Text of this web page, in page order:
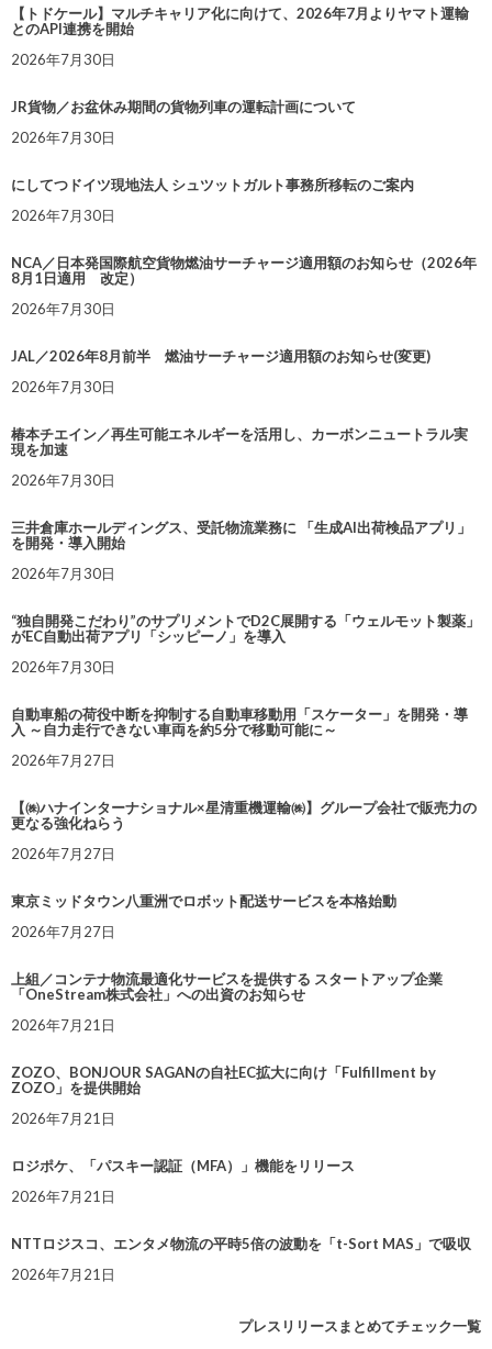
【トドケール】マルチキャリア化に向けて、2026年7月よりヤマト運輸
とのAPI連携を開始
2026年7月30日
JR貨物／お盆休み期間の貨物列車の運転計画について
2026年7月30日
にしてつドイツ現地法人 シュツットガルト事務所移転のご案内
2026年7月30日
NCA／日本発国際航空貨物燃油サーチャージ適用額のお知らせ（2026年
8月1日適用 改定）
2026年7月30日
JAL／2026年8月前半 燃油サーチャージ適用額のお知らせ(変更)
2026年7月30日
椿本チエイン／再生可能エネルギーを活用し、カーボンニュートラル実
現を加速
2026年7月30日
三井倉庫ホールディングス、受託物流業務に 「生成AI出荷検品アプリ」
を開発・導入開始
2026年7月30日
“独自開発こだわり”のサプリメントでD2C展開する「ウェルモット製薬」
がEC自動出荷アプリ「シッピーノ」を導入
2026年7月30日
自動車船の荷役中断を抑制する自動車移動用「スケーター」を開発・導
入 ～自力走行できない車両を約5分で移動可能に～
2026年7月27日
【㈱ハナインターナショナル×星清重機運輸㈱】グループ会社で販売力の
更なる強化ねらう
2026年7月27日
東京ミッドタウン八重洲でロボット配送サービスを本格始動
2026年7月27日
上組／コンテナ物流最適化サービスを提供する スタートアップ企業
「OneStream株式会社」への出資のお知らせ
2026年7月21日
ZOZO、BONJOUR SAGANの自社EC拡大に向け「Fulfillment by
ZOZO」を提供開始
2026年7月21日
ロジポケ、「パスキー認証（MFA）」機能をリリース
2026年7月21日
NTTロジスコ、エンタメ物流の平時5倍の波動を「t-Sort MAS」で吸収
2026年7月21日
プレスリリースまとめてチェック一覧